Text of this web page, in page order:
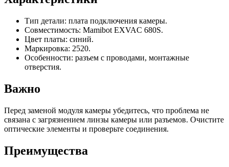
Тип детали: плата подключения камеры.
Совместимость: Mamibot EXVAC 680S.
Цвет платы: синий.
Маркировка: 2520.
Особенности: разъем с проводами, монтажные
отверстия.
Важно
Перед заменой модуля камеры убедитесь, что проблема не
связана с загрязнением линзы камеры или разъемов. Очистите
оптические элементы и проверьте соединения.
Преимущества